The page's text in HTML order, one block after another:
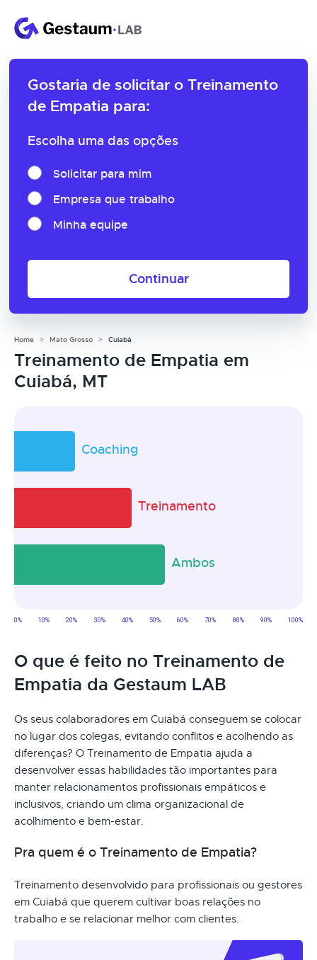
Gostaria de solicitar o Treinamento
de Empatia para:
Escolha uma das opções
Solicitar para mim
Empresa que trabalho
Minha equipe
Continuar
Home Mato Grosso Cuiabá
Treinamento de Empatia em
Cuiabá, MT
O que é feito no Treinamento de
Empatia da Gestaum LAB
Os seus colaboradores em Cuiabá conseguem se colocar
no lugar dos colegas, evitando conflitos e acolhendo as
diferenças? O Treinamento de Empatia ajuda a
desenvolver essas habilidades tão importantes para
manter relacionamentos profissionais empáticos e
inclusivos, criando um clima organizacional de
acolhimento e bem-estar.
Pra quem é o Treinamento de Empatia?
Treinamento desenvolvido para profissionais ou gestores
em Cuiabá que querem cultivar boas relações no
trabalho e se relacionar melhor com clientes.